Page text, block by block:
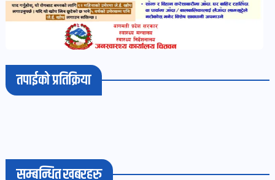
पोष्ट
वातावरण
पोष्ट
पोष्ट
तपाईको प्रतिक्रिया
सम्बन्धित खबरहरु